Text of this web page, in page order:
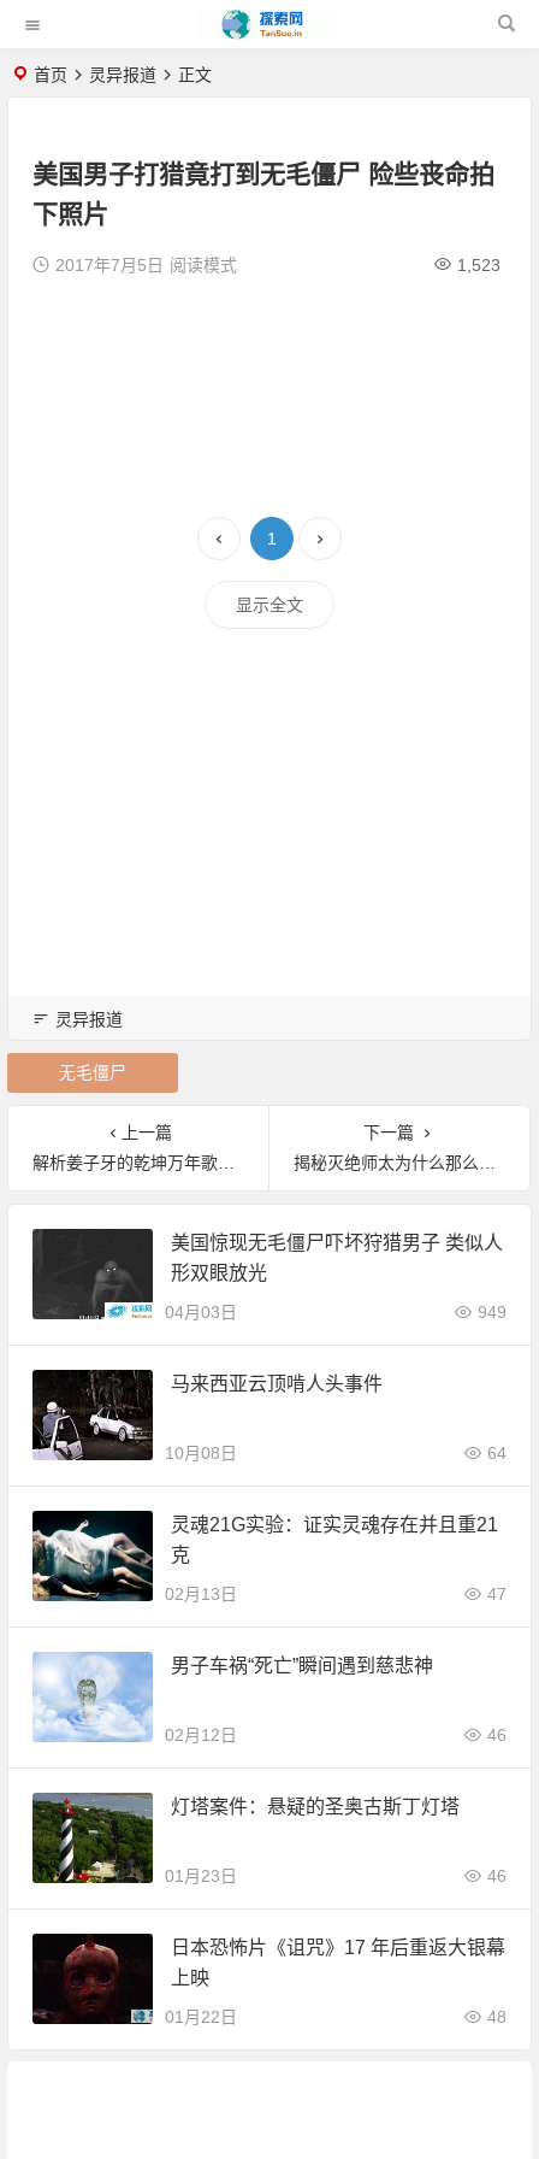
首页 灵异报道 正文
美国男子打猎竟打到无毛僵尸 险些丧命拍
下照片
2017年7月5日 1,523
阅读模式
1
显示全文
灵异报道
无毛僵尸
上一篇
解析姜子牙的乾坤万年歌预言究竟是真是假
下一篇
揭秘灭绝师太为什么那么恨明教?
美国惊现无毛僵尸吓坏狩猎男子 类似人
形双眼放光
04月03日 949
马来西亚云顶啃人头事件
10月08日 64
灵魂21G实验：证实灵魂存在并且重21
克
02月13日 47
男子车祸“死亡”瞬间遇到慈悲神
02月12日 46
灯塔案件：悬疑的圣奥古斯丁灯塔
01月23日 46
日本恐怖片《诅咒》17 年后重返大银幕
上映
01月22日 48